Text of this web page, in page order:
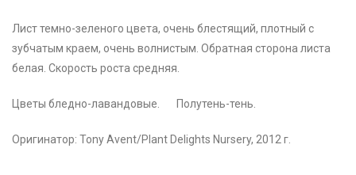
Лист темно-зеленого цвета, очень блестящий, плотный с
зубчатым краем, очень волнистым. Обратная сторона листа
белая. Скорость роста средняя.
Цветы бледно-лавандовые. Полутень-тень.
Оригинатор: Tony Avent/Plant Delights Nursery, 2012 г.